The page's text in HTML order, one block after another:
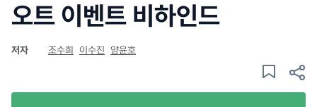
오트 이벤트 비하인드
저자 조수희 이수진 양윤호